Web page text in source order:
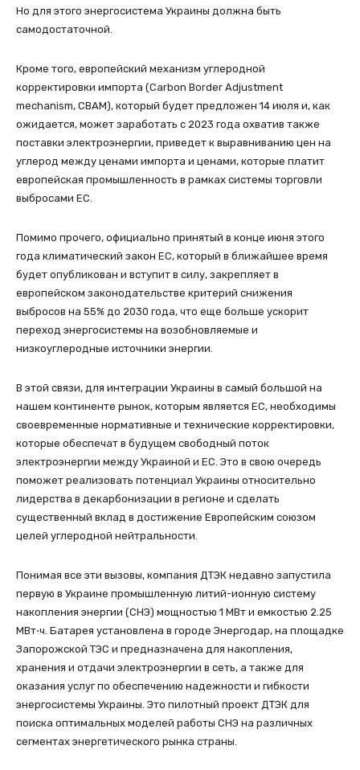
Но для этого энергосистема Украины должна быть
самодостаточной.
Кроме того, европейский механизм углеродной
корректировки импорта (Carbon Border Adjustment
mechanism, СВАМ), который будет предложен 14 июля и, как
ожидается, может заработать с 2023 года охватив также
поставки электроэнергии, приведет к выравниванию цен на
углерод между ценами импорта и ценами, которые платит
европейская промышленность в рамках системы торговли
выбросами ЕС.
Помимо прочего, официально принятый в конце июня этого
года климатический закон ЕС, который в ближайшее время
будет опубликован и вступит в силу, закрепляет в
европейском законодательстве критерий снижения
выбросов на 55% до 2030 года, что еще больше ускорит
переход энергосистемы на возобновляемые и
низкоуглеродные источники энергии.
В этой связи, для интеграции Украины в самый большой на
нашем континенте рынок, которым является ЕС, необходимы
своевременные нормативные и технические корректировки,
которые обеспечат в будущем свободный поток
электроэнергии между Украиной и ЕС. Это в свою очередь
поможет реализовать потенциал Украины относительно
лидерства в декарбонизации в регионе и сделать
существенный вклад в достижение Европейским союзом
целей углеродной нейтральности.
Понимая все эти вызовы, компания ДТЭК недавно запустила
первую в Украине промышленную литий-ионную систему
накопления энергии (СНЭ) мощностью 1 МВт и емкостью 2.25
МВт⋅ч. Батарея установлена в городе Энергодар, на площадке
Запорожской ТЭС и предназначена для накопления,
хранения и отдачи электроэнергии в сеть, а также для
оказания услуг по обеспечению надежности и гибкости
энергосистемы Украины. Это пилотный проект ДТЭК для
поиска оптимальных моделей работы СНЭ на различных
сегментах энергетического рынка страны.